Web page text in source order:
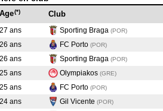
Age(*) Club
27 ans Sporting Braga (POR)
26 ans FC Porto (POR)
26 ans Sporting Braga (POR)
25 ans Olympiakos (GRE)
25 ans FC Porto (POR)
24 ans Gil Vicente (POR)